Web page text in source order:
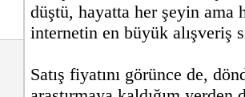
düştü, hayatta her şeyin ama
internetin en büyük alışveriş
Satış fiyatını görünce de,